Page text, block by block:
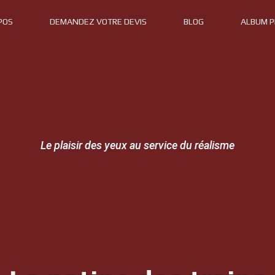
DEMANDEZ VOTRE DEVIS BLOG ALBUM
Le plaisir des yeux au service du réalisme